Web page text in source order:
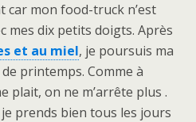
car mon food-truck n’est
mes dix petits doigts. Après
et au miel, je poursuis ma
printemps. Comme à
plait, on ne m’arrête plus .
prends bien tous les jours